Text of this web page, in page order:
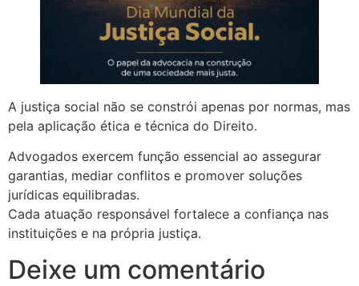
A justiça social não se constrói apenas por normas, mas
pela aplicação ética e técnica do Direito.
Advogados exercem função essencial ao assegurar
garantias, mediar conflitos e promover soluções
jurídicas equilibradas.
Cada atuação responsável fortalece a confiança nas
instituições e na própria justiça.
Deixe um comentário